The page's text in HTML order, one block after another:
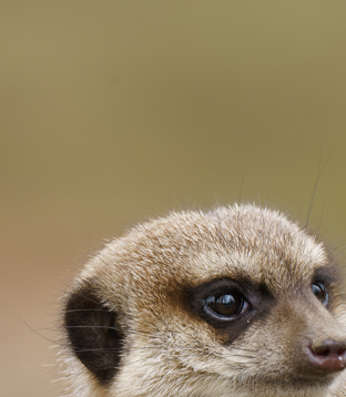
BURGERSZOO VOORJAAR 2024
2024